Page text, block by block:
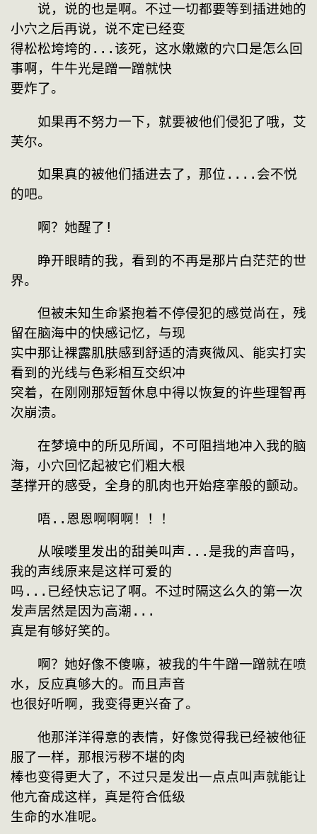
说，说的也是啊。不过一切都要等到插进她的
小穴之后再说，说不定已经变
得松松垮垮的...该死，这水嫩嫩的穴口是怎么回
事啊，牛牛光是蹭一蹭就快
要炸了。
如果再不努力一下，就要被他们侵犯了哦，艾
芙尔。
如果真的被他们插进去了，那位....会不悦
的吧。
啊？她醒了!
睁开眼睛的我，看到的不再是那片白茫茫的世
界。
但被未知生命紧抱着不停侵犯的感觉尚在，残
留在脑海中的快感记忆，与现
实中那让裸露肌肤感到舒适的清爽微风、能实打实
看到的光线与色彩相互交织冲
突着，在刚刚那短暂休息中得以恢复的许些理智再
次崩溃。
在梦境中的所见所闻，不可阻挡地冲入我的脑
海，小穴回忆起被它们粗大根
茎撑开的感受，全身的肌肉也开始痉挛般的颤动。
唔..恩恩啊啊啊！！！
从喉喽里发出的甜美叫声...是我的声音吗，
我的声线原来是这样可爱的
吗...已经快忘记了啊。不过时隔这么久的第一次
发声居然是因为高潮...
真是有够好笑的。
啊？她好像不傻嘛，被我的牛牛蹭一蹭就在喷
水，反应真够大的。而且声音
也很好听啊，我变得更兴奋了。
他那洋洋得意的表情，好像觉得我已经被他征
服了一样，那根污秽不堪的肉
棒也变得更大了，不过只是发出一点点叫声就能让
他亢奋成这样，真是符合低级
生命的水准呢。